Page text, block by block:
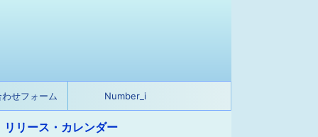
せフォーム Number_i
リリース・カレンダー